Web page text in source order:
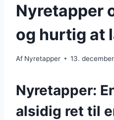
Nyretapper
og hurtig at
Af Nyretapper 13.
Nyretapper:
alsidig ret til